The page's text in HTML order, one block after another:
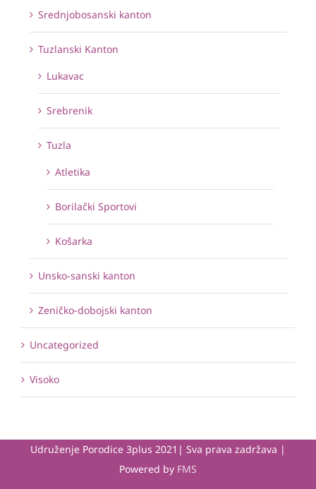
Srednjobosanski kanton
Tuzlanski Kanton
Lukavac
Srebrenik
Tuzla
Atletika
Borilački Sportovi
Košarka
Unsko-sanski kanton
Zeničko-dobojski kanton
Uncategorized
Visoko
Udruženje Porodice 3plus 2021| Sva prava zadržava |
Powered by FMS